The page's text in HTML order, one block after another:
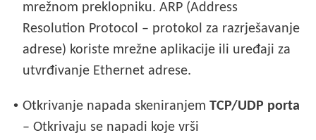
mrežnom preklopniku. ARP (Address
Resolution Protocol – protokol za razrješavanje
adrese) koriste mrežne aplikacije ili uređaji za
utvrđivanje Ethernet adrese.
• Otkrivanje napada skeniranjemTCP/UDP porta
– Otkrivaju se napadi koje vrši